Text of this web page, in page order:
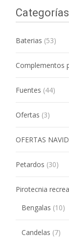
Categorías
Baterias (53)
Complementos
Fuentes (44)
Ofertas (3)
OFERTAS
Petardos (30)
Pirotecnia
Bengalas (10)
Candelas (7)